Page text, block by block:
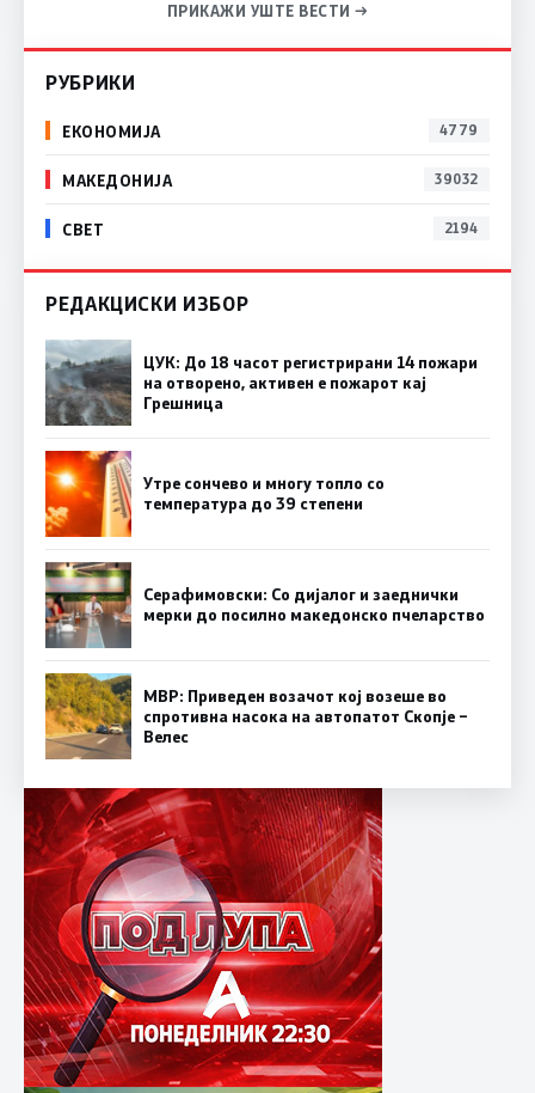
ПРИКАЖИ УШТЕ ВЕСТИ →
РУБРИКИ
ЕКОНОМИЈА 4779
МАКЕДОНИЈА 39032
СВЕТ 2194
РЕДАКЦИСКИ ИЗБОР
ЦУК: До 18 часот регистрирани 14 пожари
на отворено, активен е пожарот кај
Грешница
Утре сончево и многу топло со
температура до 39 степени
Серафимовски: Со дијалог и заеднички
мерки до посилно македонско пчеларство
МВР: Приведен возачот кој возеше во
спротивна насока на автопатот Скопје –
Велес